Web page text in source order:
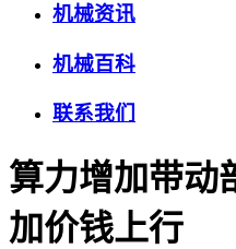
机械资讯
机械百科
联系我们
算力增加带动
加价钱上行